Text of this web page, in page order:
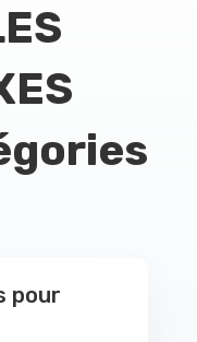
pour